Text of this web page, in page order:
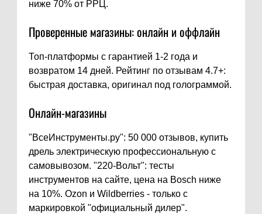
ниже 70% от РРЦ.
Проверенные магазины: онлайн и оффлайн
Топ-платформы с гарантией 1-2 года и
возвратом 14 дней. Рейтинг по отзывам 4.7+:
быстрая доставка, оригинал под голограммой.
Онлайн-магазины
"ВсеИнструменты.ру": 50 000 отзывов, купить
дрель электрическую профессиональную с
самовывозом. "220-Вольт": тесты
инструментов на сайте, цена на Bosch ниже
на 10%. Ozon и Wildberries - только с
маркировкой "официальный дилер".